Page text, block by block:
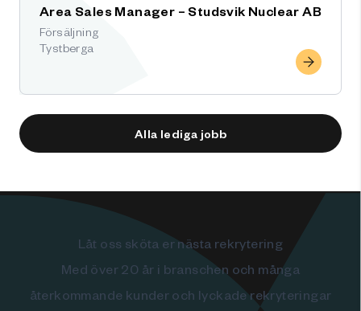
Area Sales Manager – Studsvik Nuclear AB
Försäljning
Tystberga
Alla lediga jobb
Låt oss sköta er nästa rekrytering
Med över 20 år i branschen och många
återkommande kunder och lyckade rekryteringar